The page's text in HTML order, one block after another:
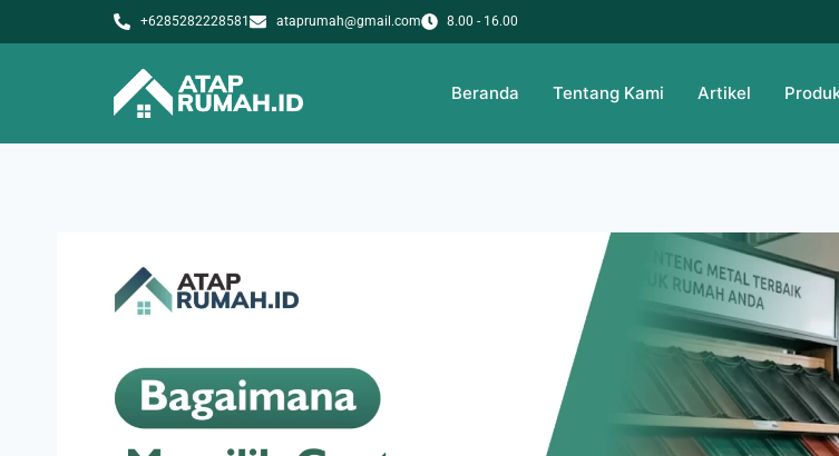
+6285282228581 ataprumah@gmail.com 8.00 - 16.00
Beranda Tentang Kami Artikel